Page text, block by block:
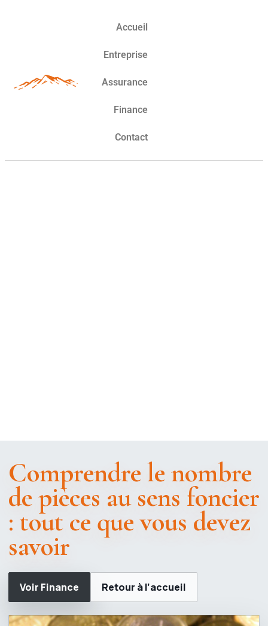
Accueil
Entreprise
Assurance
Finance
Contact
Comprendre le nombre
de pièces au sens foncier
: tout ce que vous devez
savoir
Voir Finance Retour à l’accueil